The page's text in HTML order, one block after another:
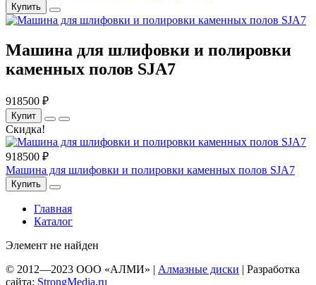
Купить
Машина для шлифовки и полировки
каменных полов SJA7
918500 ₽
Купит
Скидка!
918500 ₽
Машина для шлифовки и полировки каменных полов SJA7
Купить
Главная
Каталог
Элемент не найден
© 2012—2023 ООО «АЛМИ» | Алмазные диски | Разработка
сайта: StrongMedia.ru